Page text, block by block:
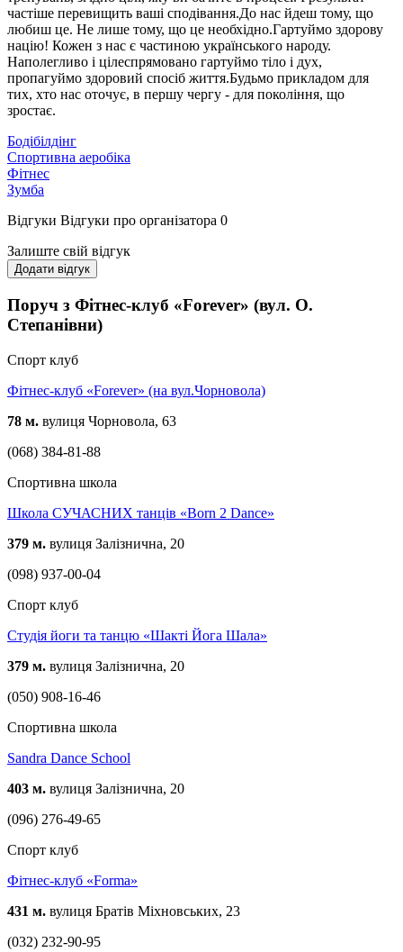
частіше перевищить ваші сподівання.До нас йдеш тому, що
любиш це. Не лише тому, що це необхідно.Гартуймо здорову
націю! Кожен з нас є частиною українського народу.
Наполегливо і цілеспрямовано гартуймо тіло і дух,
пропагуймо здоровий спосіб життя.Будьмо прикладом для
тих, хто нас оточує, в першу чергу - для покоління, що
зростає.
Бодібілдінг
Спортивна аеробіка
Фітнес
Зумба
Відгуки Відгуки про організатора 0
Залиште свій відгук
Додати відгук
Поруч з Фітнес-клуб «Forever» (вул. О.
Степанівни)
Спорт клуб
Фітнес-клуб «Forever» (на вул.Чорновола)
78 м. вулиця Чорновола, 63
(068) 384-81-88
Спортивна школа
Школа СУЧАСНИХ танців «Born 2 Dance»
379 м. вулиця Залізнична, 20
(098) 937-00-04
Спорт клуб
Студія йоги та танцю «Шакті Йога Шала»
379 м. вулиця Залізнична, 20
(050) 908-16-46
Спортивна школа
Sandra Dance School
403 м. вулиця Залізнична, 20
(096) 276-49-65
Спорт клуб
Фітнес-клуб «Forma»
431 м. вулиця Братів Міхновських, 23
(032) 232-90-95